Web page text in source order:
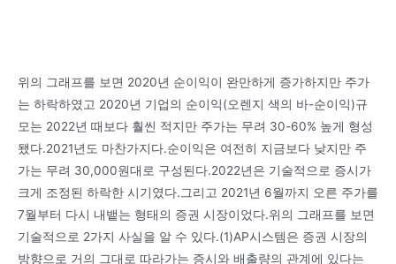
위의 그래프를 보면 2020년 순이익이 완만하게 증가하지만 주가
는 하락하였고 2020년 기업의 순이익(오렌지 색의 바-순이익)규
모는 2022년 때보다 훨씬 적지만 주가는 무려 30-60% 높게 형성
됐다.2021년도 마찬가지다.순이익은 여전히 지금보다 낮지만 주
가는 무려 30,000원대로 구성된다.2022년은 기술적으로 증시가
크게 조정된 하락한 시기였다.그리고 2021년 6월까지 오른 주가를
7월부터 다시 내뱉는 형태의 증권 시장이었다.위의 그래프를 보면
기술적으로 2가지 사실을 알 수 있다.(1)AP시스템은 증권 시장의
방향으로 거의 그대로 따라가는 증시와 배출량의 관계에 있다는